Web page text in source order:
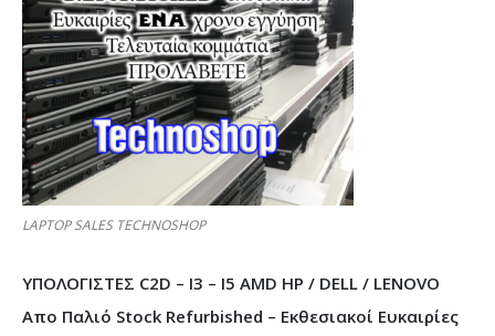
LAPTOP SALES TECHNOSHOP
ΥΠΟΛΟΓΙΣΤΕΣ C2D – I3 – I5 AMD HP / DELL / LENOVO
Απο Παλιό Stock Refurbished – Εκθεσιακοί Ευκαιρίες